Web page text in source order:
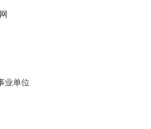
业单位